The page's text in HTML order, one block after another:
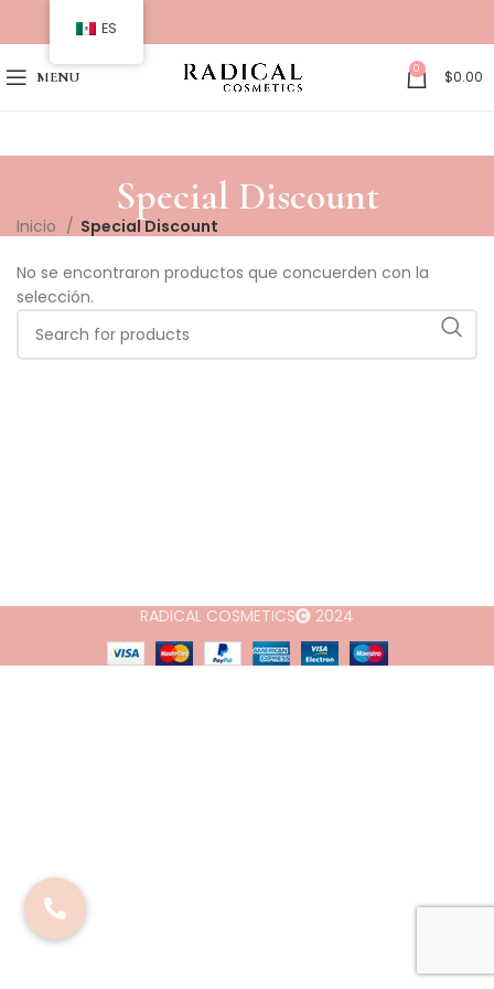
MENU 0 $0.00
Special Discount
Inicio Special Discount
No se encontraron productos que concuerden con la
selección.
RADICAL COSMETICS 2024
ES